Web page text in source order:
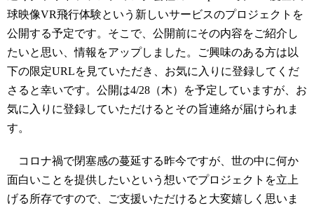
球映像VR飛行体験という新しいサービスのプロジェクトを
公開する予定です。そこで、公開前にその内容をご紹介し
たいと思い、情報をアップしました。ご興味のある方は以
下の限定URLを見ていただき、お気に入りに登録してくだ
さると幸いです。公開は4/28（木）を予定していますが、お
気に入りに登録していただけるとその旨連絡が届けられま
す。
コロナ禍で閉塞感の蔓延する昨今ですが、世の中に何か
面白いことを提供したいという想いでプロジェクトを立上
げる所存ですので、ご支援いただけると大変嬉しく思いま